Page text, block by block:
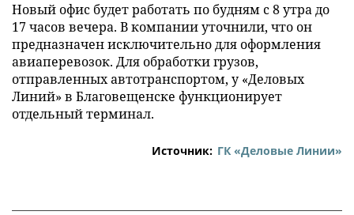
Новый офис будет работать по будням с 8 утра до
17 часов вечера. В компании уточнили, что он
предназначен исключительно для оформления
авиаперевозок. Для обработки грузов,
отправленных автотранспортом, у «Деловых
Линий» в Благовещенске функционирует
отдельный терминал.
Источник: ГК «Деловые Линии»